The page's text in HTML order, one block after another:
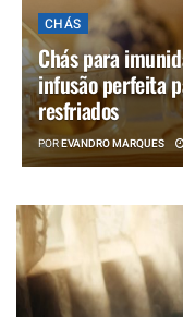
CHÁS
Chás para
infusão perfeita
resfriados
POREVANDRO MARQUES